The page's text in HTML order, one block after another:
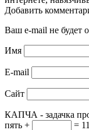
Добавить
Ваш e-mail не будет
Имя
E-mail
Сайт
КАПЧА - задачка
пять +
= 11